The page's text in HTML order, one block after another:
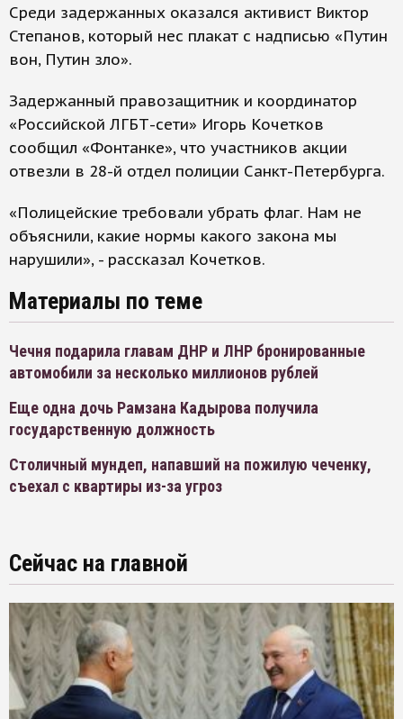
Среди задержанных оказался активист Виктор
Степанов, который нес плакат с надписью «Путин
вон, Путин зло».
Задержанный правозащитник и координатор
«Российской ЛГБТ-сети» Игорь Кочетков
сообщил «Фонтанке», что участников акции
отвезли в 28-й отдел полиции Санкт-Петербурга.
«Полицейские требовали убрать флаг. Нам не
объяснили, какие нормы какого закона мы
нарушили», - рассказал Кочетков.
Материалы по теме
Чечня подарила главам ДНР и ЛНР бронированные
автомобили за несколько миллионов рублей
Еще одна дочь Рамзана Кадырова получила
государственную должность
Столичный мундеп, напавший на пожилую чеченку,
съехал с квартиры из-за угроз
Сейчас на главной